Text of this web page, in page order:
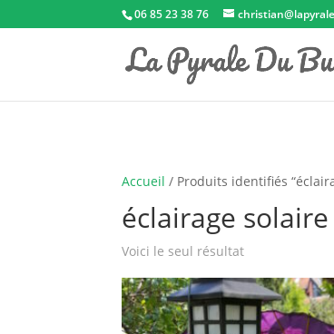
06 85 23 38 76
Accueil / Produits identifiés
éclairage
Voici le seul résultat